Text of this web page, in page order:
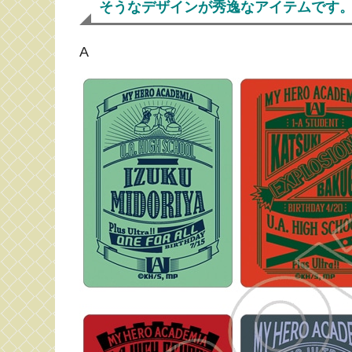
そうなデザインが秀逸なアイテムです
A